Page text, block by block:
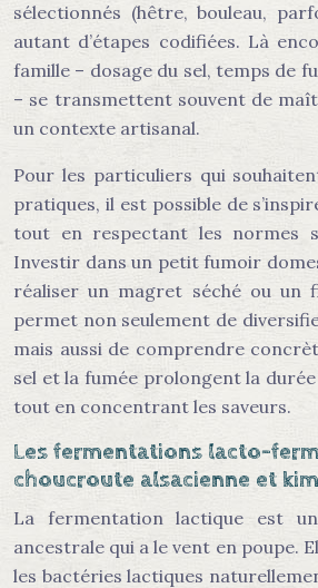
sélectionnés (hêtre, bouleau,
autant d’étapes codifiées. Là
famille – dosage du sel, temps de
– se transmettent souvent de
un contexte artisanal.
Pour les particuliers qui
pratiques, il est possible de
tout en respectant les normes
Investir dans un petit fumoir
réaliser un magret séché ou un
permet non seulement de
mais aussi de comprendre
sel et la fumée prolongent la
tout en concentrant les saveurs.
Les fermentations lacto-
choucroute alsacienne et
La fermentation lactique est
ancestrale qui a le vent en poupe.
les bactéries lactiques